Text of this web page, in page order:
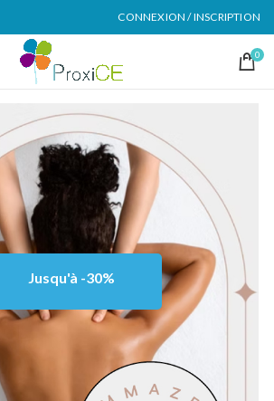
CONNEXION / INSCRIPTION
0
Jusqu'à -30%